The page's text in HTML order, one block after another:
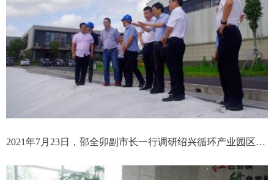
2021年7月23日，邵全卯副市长一行调研绍兴循环产业园区飞灰处置情况